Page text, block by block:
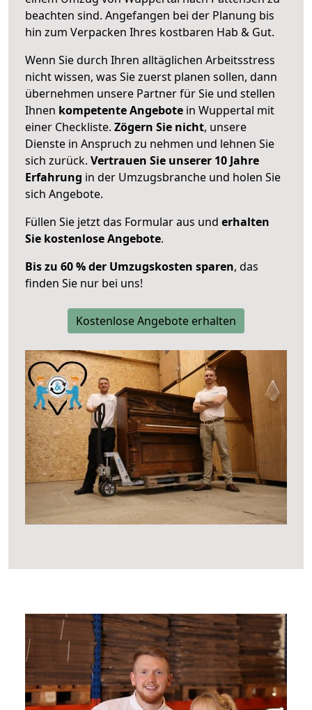
beachten sind. Angefangen bei der Planung bis
hin zum Verpacken Ihres kostbaren Hab & Gut.
Wenn Sie durch Ihren alltäglichen Arbeitsstress
nicht wissen, was Sie zuerst planen sollen, dann
übernehmen unsere Partner für Sie und stellen
Ihnen kompetente Angebote in Wuppertal mit
einer Checkliste. Zögern Sie nicht, unsere
Dienste in Anspruch zu nehmen und lehnen Sie
sich zurück. Vertrauen Sie unserer 10 Jahre
Erfahrung in der Umzugsbranche und holen Sie
sich Angebote.
Füllen Sie jetzt das Formular aus und erhalten
Sie kostenlose Angebote.
Bis zu 60 % der Umzugskosten sparen, das
finden Sie nur bei uns!
Kostenlose Angebote erhalten